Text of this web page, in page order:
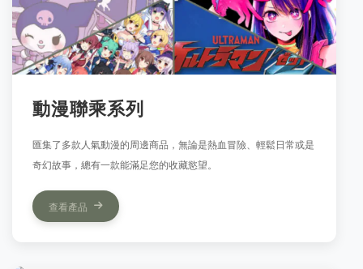
動漫聯乘系列
匯集了多款人氣動漫的周邊商品，無論是熱血冒險、輕鬆日常或是
奇幻故事，總有一款能滿足您的收藏慾望。
查看產品